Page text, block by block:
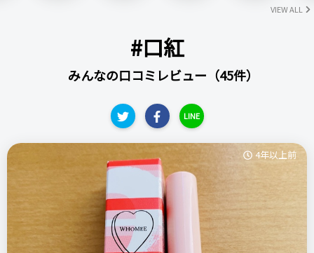
VIEW ALL
#口紅
みんなの口コミレビュー（45件）
LINE
4年以上前